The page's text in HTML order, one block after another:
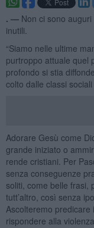
. — Non ci sono
inutili.
“Siamo nelle ultime
purtroppo attuale quel
profondo si stia
colto dalle classi sociali
Adorare Gesù come
grande iniziato o
rende cristiani. Per
senza conseguenze
soliti, come belle frasi,
tutt’altro, così senza
Ascolteremo predicare
rispondere alla